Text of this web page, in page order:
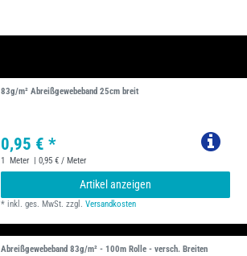
83g/m² Abreißgewebeband 25cm breit
0,95 € *
1 Meter | 0,95 € / Meter
Artikel anzeigen
*inkl. ges. MwSt. zzgl.Versandkosten
Abreißgewebeband 83g/m² - 100m Rolle - versch. Breiten